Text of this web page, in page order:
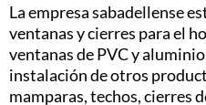
La empresa sabadellense
ventanas y cierres para el
ventanas de PVC y
instalación de otros
mamparas, techos, cierres